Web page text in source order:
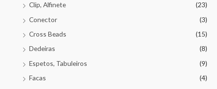
Clip, Alfinete
(23)
Conector
(3)
Cross Beads
(15)
Dedeiras
(8)
Espetos, Tabuleiros
(9)
Facas
(4)